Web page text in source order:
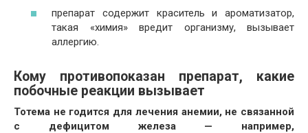
препарат содержит краситель и ароматизатор,
такая «химия» вредит организму, вызывает
аллергию.
Кому противопоказан препарат, какие
побочные реакции вызывает
Тотема не годится для лечения анемии, не связанной
с дефицитом железа — например,